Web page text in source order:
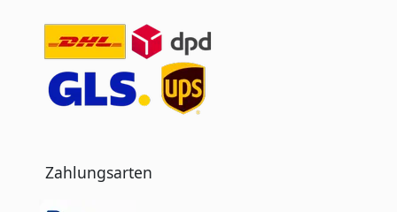
Zahlungsarten